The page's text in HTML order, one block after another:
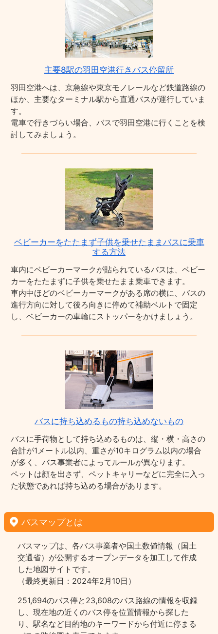
主要8駅の羽田空港行きバス停留所
羽田空港へは、京急線や東京モノレールなど鉄道路線の
ほか、主要なターミナル駅から直通バスが運行していま
す。
電車で行きづらい場合、バスで羽田空港に行くことを検
討してみましょう。
ベビーカーをたたまず子供を乗せたままバスに乗車
する方法
車内にベビーカーマークが貼られているバスは、ベビー
カーをたたまずに子供を乗せたまま乗車できます。
車内中ほどのベビーカーマークがある席の横に、バスの
進行方向に対して後ろ向きに停めて補助ベルトで固定
し、ベビーカーの車輪にストッパーをかけましょう。
バスに持ち込めるもの持ち込めないもの
バスに手荷物として持ち込めるものは、縦・横・高さの
合計が1メートル以内、重さが10キログラム以内の場合
が多く、バス事業者によってルールが異なります。
ペットは顔を出さず、ペットキャリーなどに完全に入っ
た状態であれば持ち込める場合があります。
バスマップとは
バスマップは、各バス事業者や国土数値情報（国土
交通省）が公開するオープンデータを加工して作成
した地図サイトです。
（最終更新日：2024年2月10日）
251,694のバス停と23,608のバス路線の情報を収録
し、現在地の近くのバス停を位置情報から探した
り、駅名など目的地のキーワードから付近に停まる